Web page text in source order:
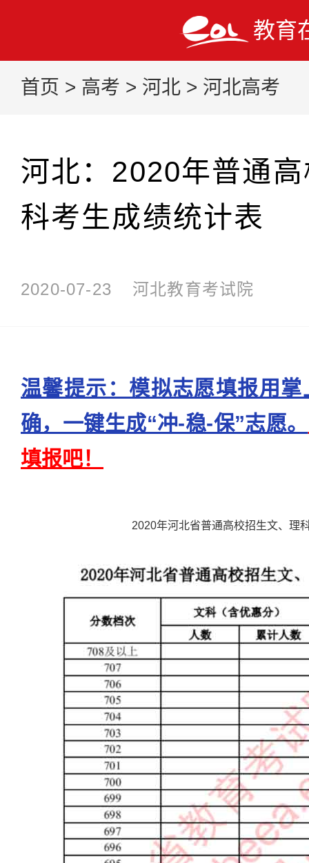
教育
首页 > 高考 > 河北 > 河北高考
河北：2020年普通
科考生成绩统计表
2020-07-23 河北教育考试院
温馨提示：模拟志愿填报用
确，一键生成“冲-稳-保”志愿。
填报吧！
2020年河北省普通高校招生文、理